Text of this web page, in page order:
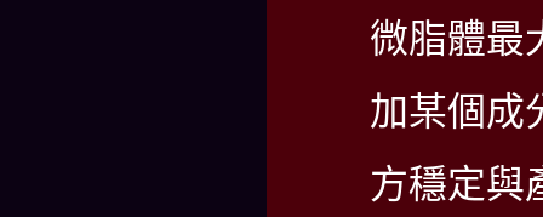
微脂體最
加某個成
方穩定與